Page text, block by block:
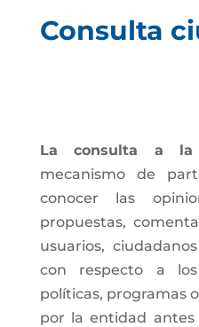
Consulta
La consulta a la
mecanismo de
conocer las
propuestas,
usuarios,
con respecto a los
políticas, programas
por la entidad